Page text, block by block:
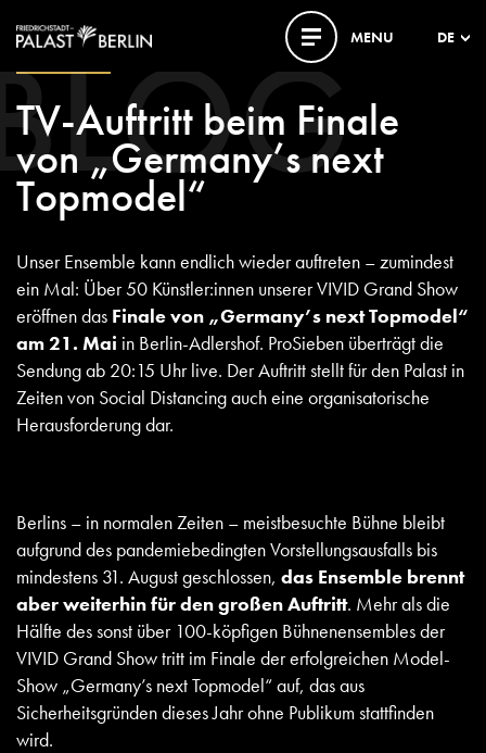
MENU DE
TV-Auftritt beim Finale
von „Germany’s next
Topmodel“
Unser Ensemble kann endlich wieder auftreten – zumindest
ein Mal: Über 50 Künstler:innen unserer VIVID Grand Show
eröffnen das Finale von „Germany’s next Topmodel“
am 21. Mai in Berlin-Adlershof. ProSieben überträgt die
Sendung ab 20:15 Uhr live. Der Auftritt stellt für den Palast in
Zeiten von Social Distancing auch eine organisatorische
Herausforderung dar.
Berlins – in normalen Zeiten – meistbesuchte Bühne bleibt
aufgrund des pandemiebedingten Vorstellungsausfalls bis
mindestens 31. August geschlossen, das Ensemble brennt
aber weiterhin für den großen Auftritt. Mehr als die
Hälfte des sonst über 100-köpfigen Bühnenensembles der
VIVID Grand Show tritt im Finale der erfolgreichen Model-
Show „Germany’s next Topmodel“ auf, das aus
Sicherheitsgründen dieses Jahr ohne Publikum stattfinden
wird.